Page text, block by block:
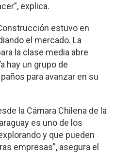
explica.
estuvo en
el mercado. La
la clase media abre
hay un grupo de
para avanzar en su
la Cámara Chilena de la
es uno de los
y que pueden
empresas”, asegura el